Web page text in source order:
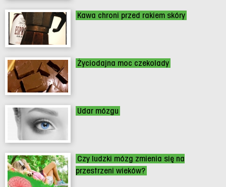
Kawa chroni przed rakiem skóry
Życiodajna moc czekolady
Udar mózgu
Czy ludzki mózg zmienia się na
przestrzeni wieków?